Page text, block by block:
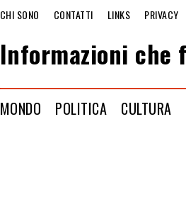
CHI SONO CONTATTI LINKS PRIVACY
Informazioni che
MONDO POLITICA CULTURA